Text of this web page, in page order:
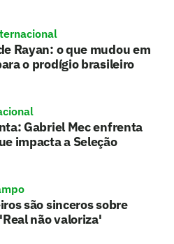
Rayan: o que mudou em
o prodígio brasileiro
Gabriel Mec enfrenta
impacta a Seleção
são sinceros sobre
não valoriza'